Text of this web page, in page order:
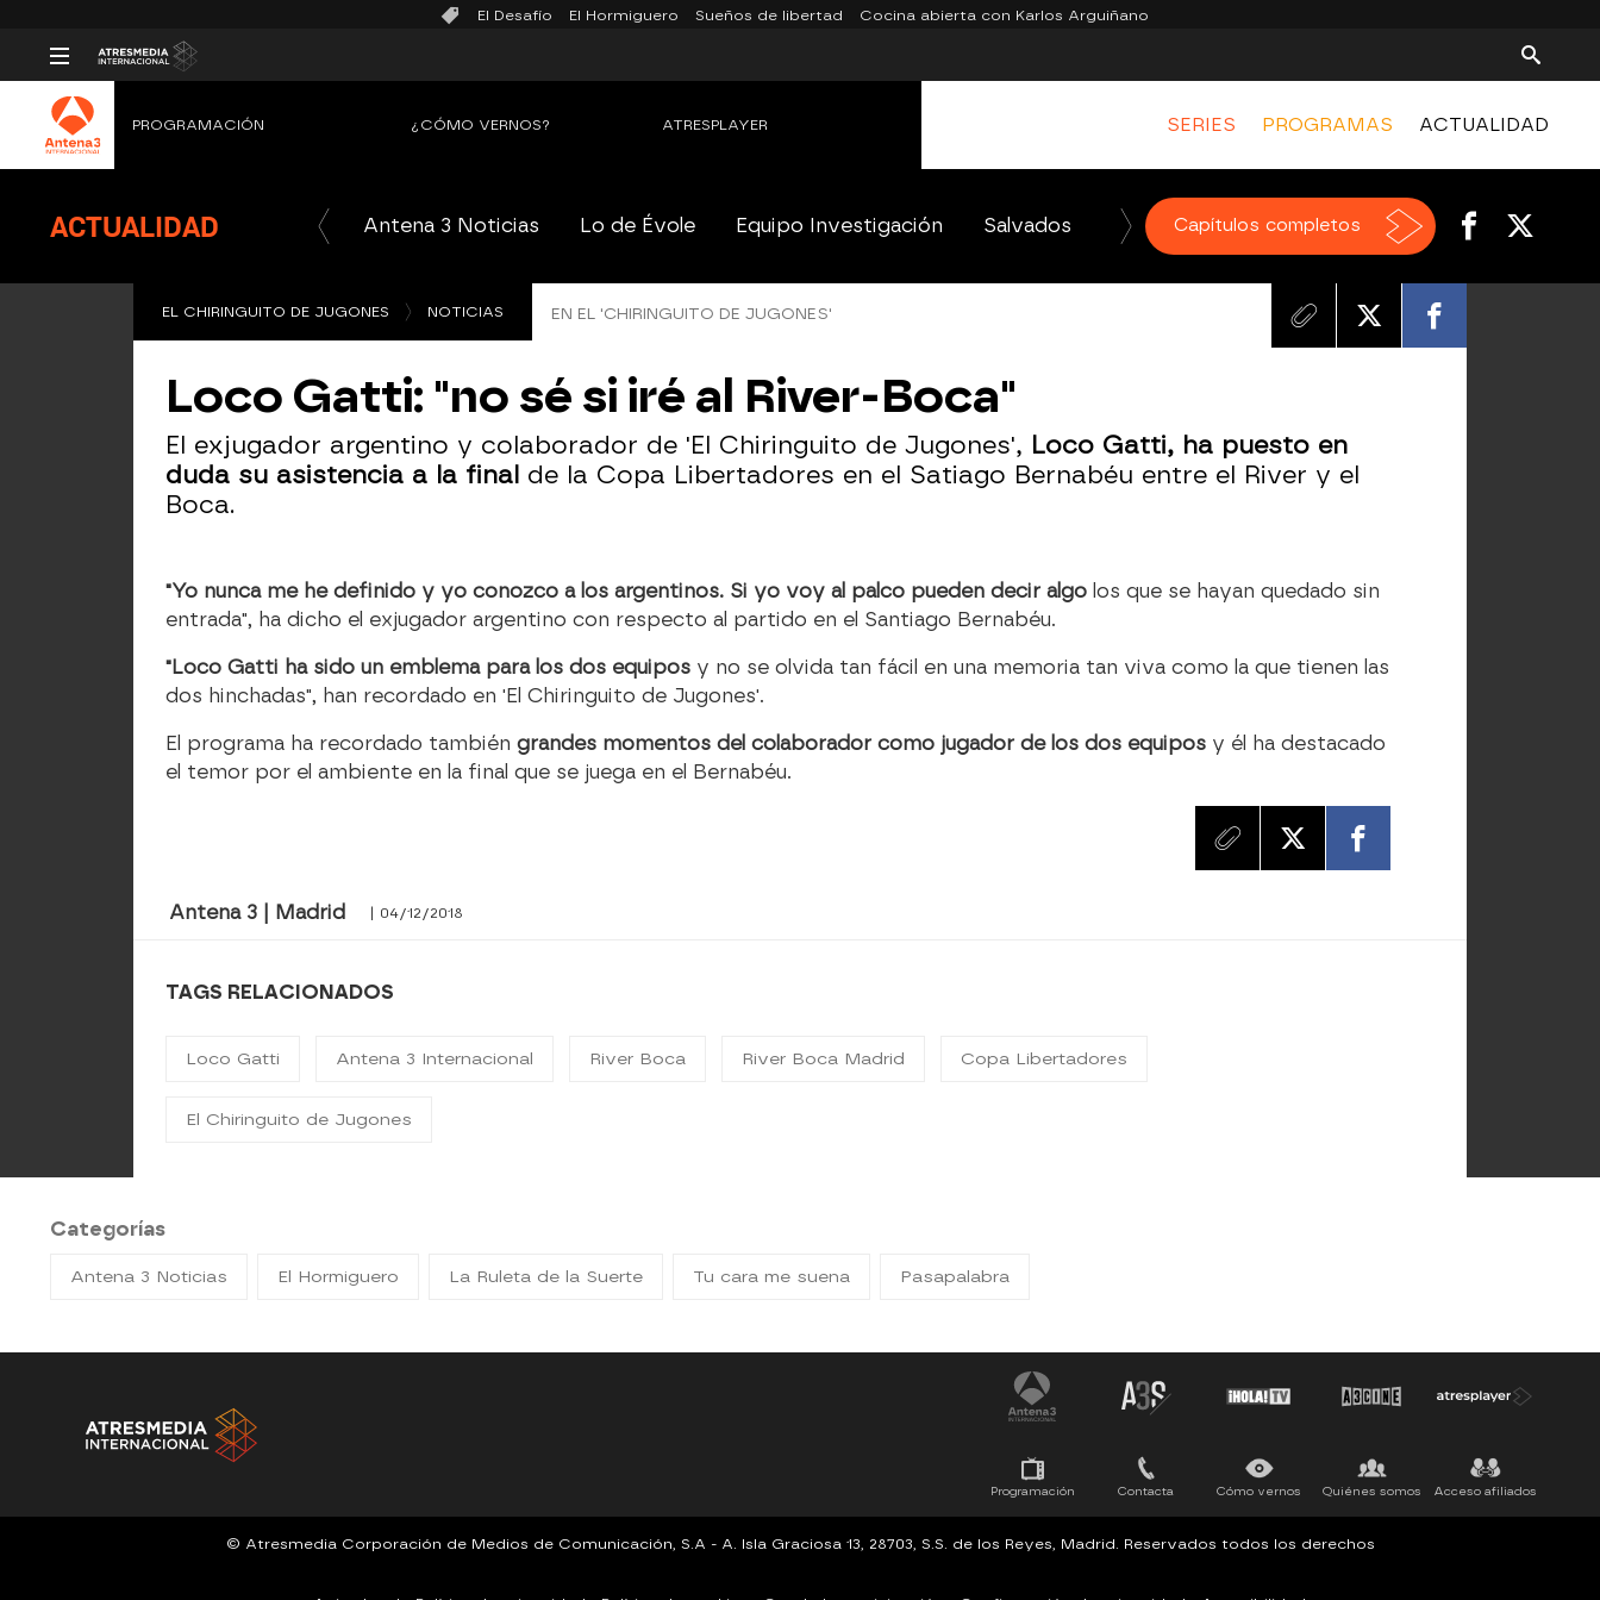
El Desafío El Hormiguero Sueños de libertad Cocina abierta con Karlos Arguiñano
SERIES PROGRAMAS ACTUALIDAD
PROGRAMACIÓN ¿CÓMO VERNOS? ATRESPLAYER
ACTUALIDAD Antena 3 Noticias Lo de Évole Equipo Investigación Salvados El Chiringuito de jugones
Capítulos completos
EL CHIRINGUITO DE JUGONES NOTICIAS EN EL 'CHIRINGUITO DE JUGONES'
Loco Gatti: "no sé si iré al River-Boca"
El exjugador argentino y colaborador de 'El Chiringuito de Jugones', Loco Gatti, ha puesto en
duda su asistencia a la final de la Copa Libertadores en el Satiago Bernabéu entre el River y el
Boca.
"Yo nunca me he definido y yo conozco a los argentinos. Si yo voy al palco pueden decir algo los que se hayan quedado sin
entrada", ha dicho el exjugador argentino con respecto al partido en el Santiago Bernabéu.
"Loco Gatti ha sido un emblema para los dos equipos y no se olvida tan fácil en una memoria tan viva como la que tienen las
dos hinchadas", han recordado en 'El Chiringuito de Jugones'.
El programa ha recordado tambiéngrandes momentos del colaborador como jugador de los dos equipos y él ha destacado
el temor por el ambiente en la final que se juega en el Bernabéu.
Antena 3 | Madrid | 04/12/2018
TAGS RELACIONADOS
Loco Gatti Antena 3 Internacional River Boca River Boca Madrid Copa Libertadores
El Chiringuito de Jugones
Categorías
Antena 3 Noticias El Hormiguero La Ruleta de la Suerte Tu cara me suena Pasapalabra
Programación Contacta Cómo vernos Quiénes somos Acceso afiliados
© Atresmedia Corporación de Medios de Comunicación, S.A - A. Isla Graciosa 13, 28703, S.S. de los Reyes, Madrid. Reservados todos los derechos